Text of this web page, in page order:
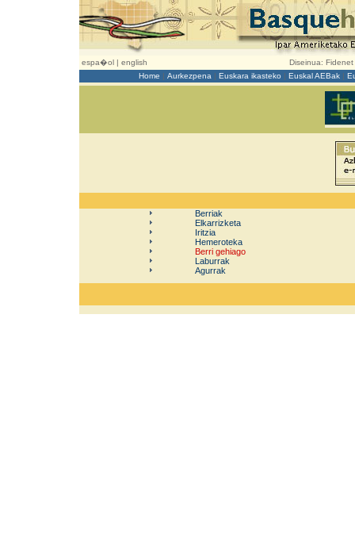
espa�ol | english Diseinua: Fidenet
Home | Aurkezpena | Euskara ikasteko | Euskal AEBak |
Berriak
Elkarrizketa
Iritzia
Hemeroteka
Berri gehiago
Laburrak
Agurrak